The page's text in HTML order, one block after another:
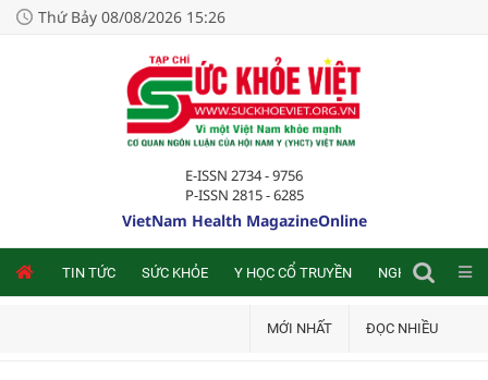
Thứ Bảy 08/08/2026 15:26
E-ISSN 2734 - 9756
P-ISSN 2815 - 6285
VietNam Health MagazineOnline
TIN TỨC SỨC KHỎE Y HỌC CỔ TRUYỀN NGHIÊN CỨU
MỚI NHẤT ĐỌC NHIỀU